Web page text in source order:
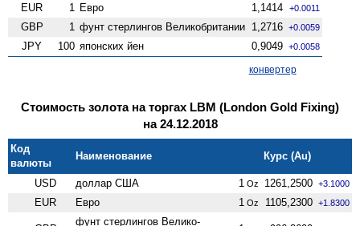
EUR 1 Евро 1,1414 +0.0011
GBP 1 фунт стерлингов Велико­британии 1,2716 +0.0059
JPY 100 японских йен 0,9049 +0.0058
конвертер
Стоимость золота на торгах LBM (London Gold Fixing)
на 24.12.2018
Код
валюты
Наименование Курс (Au)
USD доллар США 1 Oz 1261,2500 +3.1000
EUR Евро 1 Oz 1105,2300 +1.8300
фунт стерлингов Велико­